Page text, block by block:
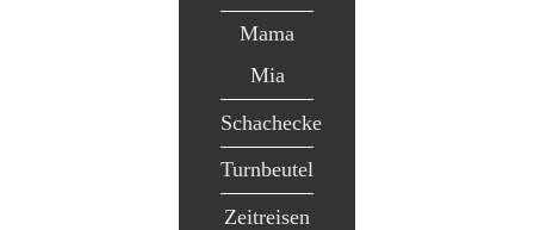
Mama
Mia
Schachecke
Turnbeutel
Zeitreisen